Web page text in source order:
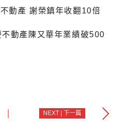
動產 謝榮鎮年收翻10倍
動產陳又華年業績破500
NEXT | 下一篇